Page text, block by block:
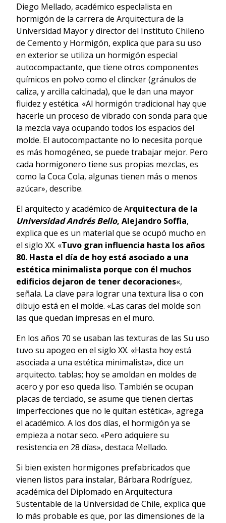
Diego Mellado, académico especlalista en
hormigón de la carrera de Arquitectura de la
Universidad Mayor y director del Instituto Chileno
de Cemento y Hormigón, explica que para su uso
en exterior se utiliza un hormigón especial
autocompactante, que tiene otros componentes
químicos en polvo como el clincker (gránulos de
caliza, y arcilla calcinada), que le dan una mayor
fluidez y estética. «Al hormigón tradicional hay que
hacerle un proceso de vibrado con sonda para que
la mezcla vaya ocupando todos los espacios del
molde. El autocompactante no lo necesita porque
es más homogéneo, se puede trabajar mejor. Pero
cada hormigonero tiene sus propias mezclas, es
como la Coca Cola, algunas tienen más o menos
azúcar», describe.
El arquitecto y académico de Arquitectura de la
Universidad Andrés Bello, Alejandro Soffia,
explica que es un material que se ocupó mucho en
el siglo XX. «Tuvo gran influencia hasta los años
80. Hasta el día de hoy está asociado a una
estética minimalista porque con él muchos
edificios dejaron de tener decoraciones«,
señala. La clave para lograr una textura lisa o con
dibujo está en el molde. «Las caras del molde son
las que quedan impresas en el muro.
En los años 70 se usaban las texturas de las Su uso
tuvo su apogeo en el siglo XX. «Hasta hoy está
asociada a una estética minimalista», dice un
arquitecto. tablas; hoy se amoldan en moldes de
acero y por eso queda liso. También se ocupan
placas de terciado, se asume que tienen ciertas
imperfecciones que no le quitan estética», agrega
el académico. A los dos días, el hormigón ya se
empieza a notar seco. «Pero adquiere su
resistencia en 28 días», destaca Mellado.
Si bien existen hormigones prefabricados que
vienen listos para instalar, Bárbara Rodríguez,
académica del Diplomado en Arquitectura
Sustentable de la Universidad de Chile, explica que
lo más probable es que, por las dimensiones de la